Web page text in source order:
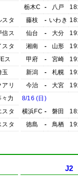
スタ
信ス
スタ
ス
玉
アリ
々力
スタ
スタ
栃木C
- 八戸
藤枝
- いわき
仙台
- 大分
湘南
- 山形
甲府
- 宮崎
新潟
- 札幌
今治
- 大宮
8/16 (日)
横浜FC - 磐田
徳島
- 鳥栖
J2